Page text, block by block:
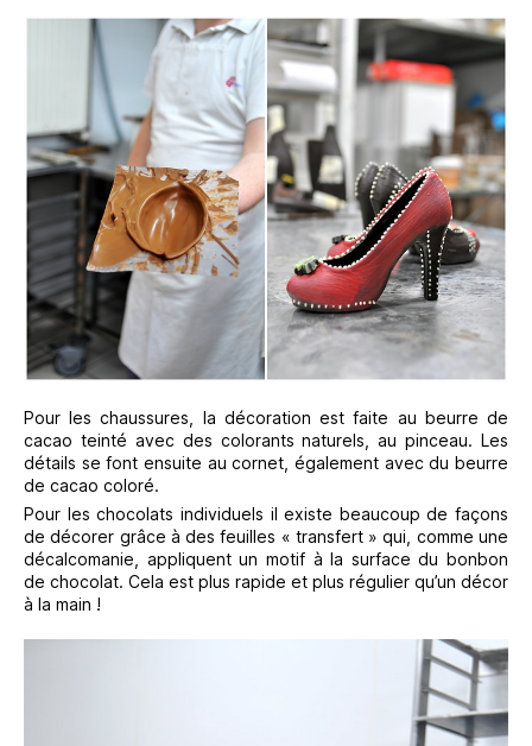
Pour les chaussures, la décoration est faite au beurre de
cacao teinté avec des colorants naturels, au pinceau. Les
détails se font ensuite au cornet, également avec du beurre
de cacao coloré.
Pour les chocolats individuels il existe beaucoup de façons
de décorer grâce à des feuilles « transfert » qui, comme une
décalcomanie, appliquent un motif à la surface du bonbon
de chocolat. Cela est plus rapide et plus régulier qu’un décor
à la main !